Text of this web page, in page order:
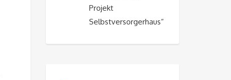
Projekt
Selbstversorgerhaus“